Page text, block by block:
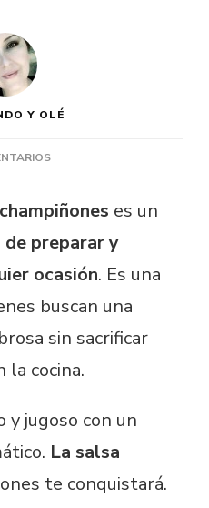
Y OLÉ
EN
SALSA
CHAMPIÑONES
es un
preparar y
ocasión. Es una
buscan una
sin sacrificar
la cocina.
y jugoso con un
La salsa
te conquistará.